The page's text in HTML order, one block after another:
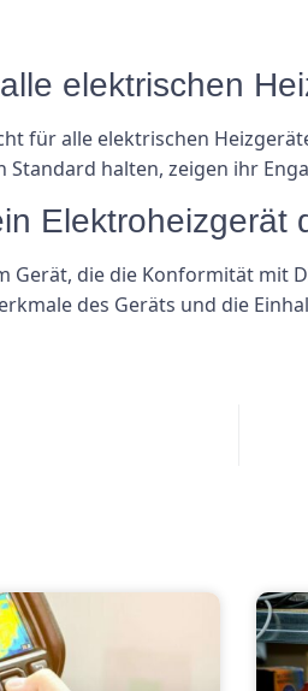
elektrischen
für alle elektrischen
Standard halten, zeigen ihr
Elektroheizgerät
Gerät, die die Konformität mit
des Geräts und die